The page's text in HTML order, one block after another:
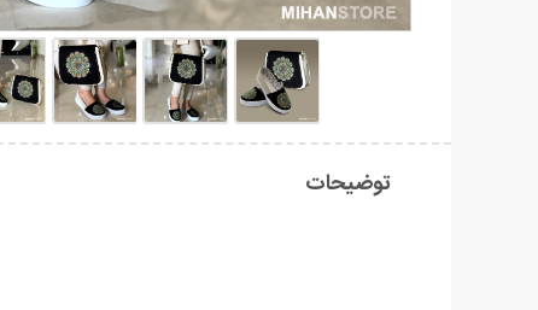
توضیحات